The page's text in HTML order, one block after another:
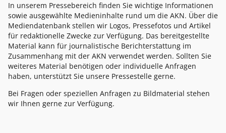
In unserem Pressebereich finden Sie wichtige Informationen
sowie ausgewählte Medieninhalte rund um die AKN. Über die
Mediendatenbank stellen wir Logos, Pressefotos und Artikel
für redaktionelle Zwecke zur Verfügung. Das bereitgestellte
Material kann für journalistische Berichterstattung im
Zusammenhang mit der AKN verwendet werden. Sollten Sie
weiteres Material benötigen oder individuelle Anfragen
haben, unterstützt Sie unsere Pressestelle gerne.
Bei Fragen oder speziellen Anfragen zu Bildmaterial stehen
wir Ihnen gerne zur Verfügung.